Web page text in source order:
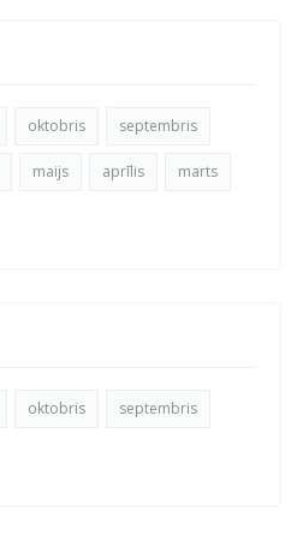
oktobris septembris
maijs aprīlis marts
oktobris septembris